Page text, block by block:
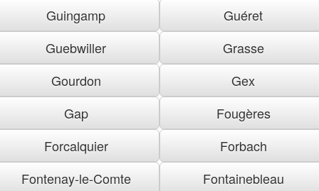
Guingamp
Guéret
Guebwiller
Grasse
Gourdon
Gex
Gap
Fougères
Forcalquier
Forbach
Fontenay-le-Comte
Fontainebleau